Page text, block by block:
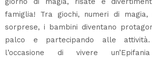
famiglia! Tra giochi, numeri di
sorprese, i bambini diventano
palco e partecipando alle
l’occasione di vivere